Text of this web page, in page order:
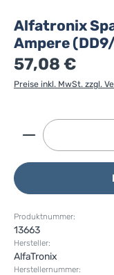
Alfatronix
Ampere
57,08 €
Preise inkl. MwSt. zzgl.
Produkt
Produktnummer:
13663
Hersteller:
AlfaTronix
Herstellernummer: